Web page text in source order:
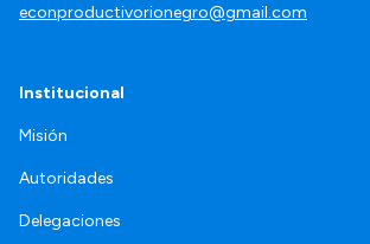
econproductivorionegro@gmail.com
Institucional
Misión
Autoridades
Delegaciones